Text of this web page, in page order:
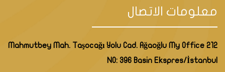
معلومات الاتصال
Mahmutbey Mah. Taşocağı Yolu Cad. Ağaoğlu My Office 212
NO: 396 Basin Ekspres/İstanbul